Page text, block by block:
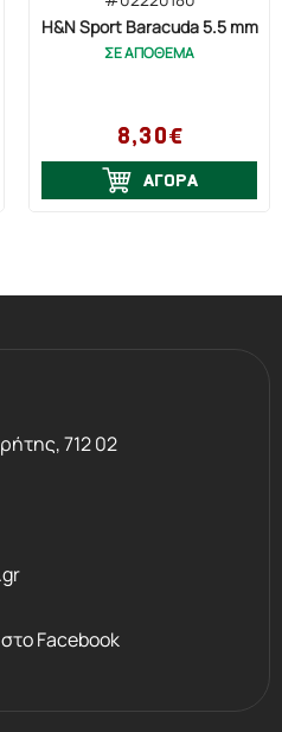
H&N Sport Baracuda 5.5 mm
ΣΕ ΑΠΟΘΕΜΑ
8,30€
ΑΓΟΡΑ
712 02
Facebook